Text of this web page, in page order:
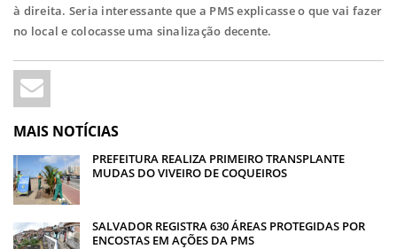
à direita. Seria interessante que a PMS explicasse o que vai fazer
no local e colocasse uma sinalização decente.
MAIS NOTÍCIAS
PREFEITURA REALIZA PRIMEIRO TRANSPLANTE
MUDAS DO VIVEIRO DE COQUEIROS
SALVADOR REGISTRA 630 ÁREAS PROTEGIDAS POR
ENCOSTAS EM AÇÕES DA PMS